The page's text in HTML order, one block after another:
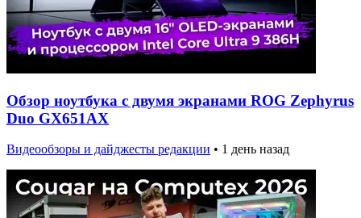
Обзор ноутбука с двумя экранами ROG Zephyrus
Duo GX651AX
Видеообзоры и дайджесты редакции • 1 день назад